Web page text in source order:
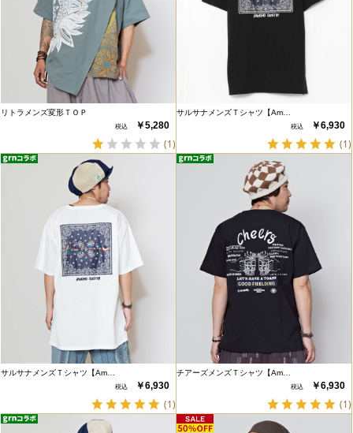
リトラメンズ変形ＴＯＰ
￥5,280
(1)
サルサナメンズＴシャツ【Am…
￥6,930
(1)
サルサナメンズＴシャツ【Am…
￥6,930
(1)
チアーズメンズＴシャツ【Am…
￥6,930
(1)